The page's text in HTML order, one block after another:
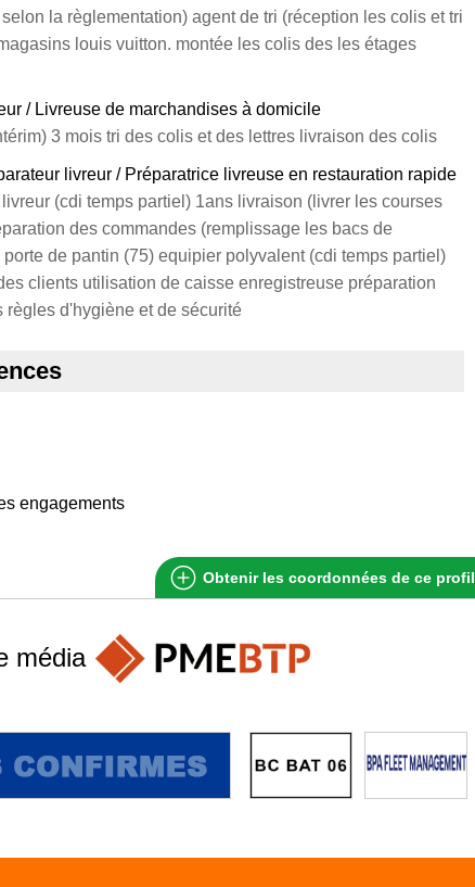
la règlementation) agent de tri (réception les colis et tri
louis vuitton. montée les colis des les étages
/ Livreuse de marchandises à domicile
3 mois tri des colis et des lettres livraison des colis
livreur / Préparatrice livreuse en restauration rapide
(cdi temps partiel) 1ans livraison (livrer les courses
des commandes (remplissage les bacs de
de pantin (75) equipier polyvalent (cdi temps partiel)
clients utilisation de caisse enregistreuse préparation
règles d'hygiène et de sécurité
engagements
Obtenir les coordonnées de ce profil
média